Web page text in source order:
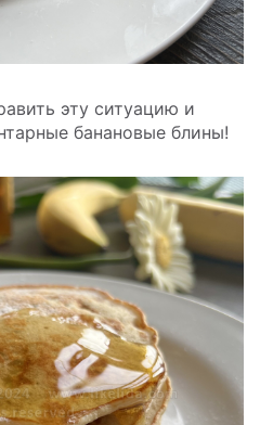
эту ситуацию и
банановые блины!